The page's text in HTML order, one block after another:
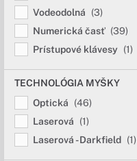
Vodeodolná
(3)
Numerická časť (39)
Prístupové klávesy (1)
TECHNOLÓGIA MYŠKY
Optická
(46)
Laserová
(1)
Laserová - Darkfield (1)